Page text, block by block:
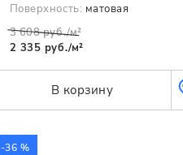
Поверхность: матовая
3 608 руб./м²
2 335 руб./м²
В корзину
-36 %